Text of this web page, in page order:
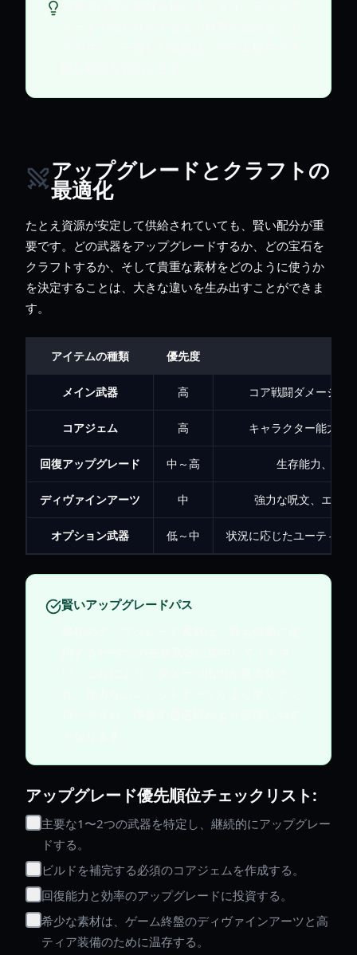
アップグレードとクラフトの
最適化
たとえ資源が安定して供給されていても、賢い配分が重
要です。どの武器をアップグレードするか、どの宝石を
クラフトするか、そして貴重な素材をどのように使うか
を決定することは、大きな違いを生み出すことができま
す。
アイテムの種類 優先度
メイン武器 高 コア戦闘ダメージ、
コアジェム 高 キャラクター能力値
回復アップグレード 中～高 生存能力、ポ
ディヴァインアーツ 中 強力な呪文、エレ
オプション武器 低～中 状況に応じたユーティリ
賢いアップグレードパス
アップグレード優先順位チェックリスト:
主要な1〜2つの武器を特定し、継続的にアップグレー
ドする。
ビルドを補完する必須のコアジェムを作成する。
回復能力と効率のアップグレードに投資する。
希少な素材は、ゲーム終盤のディヴァインアーツと高
ティア装備のために温存する。